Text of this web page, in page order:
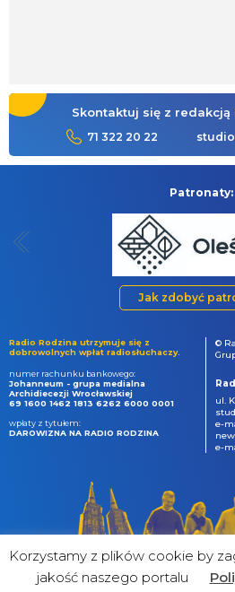
Skontaktuj się z redakcją
71 322 20 22
Patronaty:
Jak zdobyć
Radio Rodzina utrzymuje się z
dobrowolnych wpłat radiosłuchaczy.
numer rachunku bankowego:
Johanneum - grupa medialna
Archidiecezji Wrocławskiej
69 1600 1462 1813 6262 6000 0001
wpłaty z tytułem:
DAROWIZNA NA RADIO RODZINA
©
ul.
e-
e-
Korzystamy z plików cookie by
jakość naszego portalu